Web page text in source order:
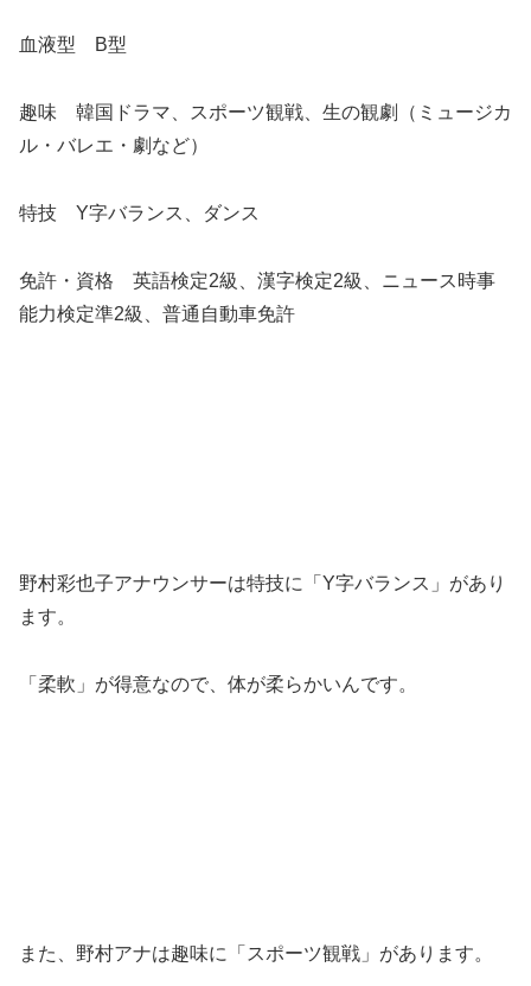
血液型 B型
趣味 韓国ドラマ、スポーツ観戦、生の観劇（ミュージカ
ル・バレエ・劇など）
特技 Y字バランス、ダンス
免許・資格 英語検定2級、漢字検定2級、ニュース時事
能力検定準2級、普通自動車免許
野村彩也子アナウンサーは特技に「Y字バランス」があり
ます。
「柔軟」が得意なので、体が柔らかいんです。
また、野村アナは趣味に「スポーツ観戦」があります。